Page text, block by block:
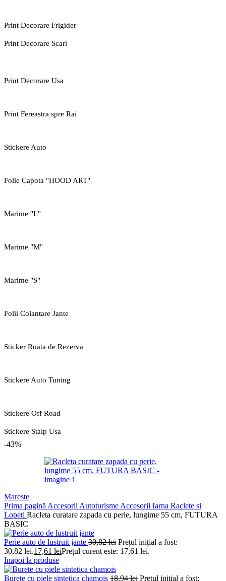
Print Decorare Frigider
Print Decorare Scari
Print Decorare Usa
Print Fereastra spre Rai
Stickere Auto
Folie Capota "HOOD ART"
Marime "L"
Marime "M"
Marime "S"
Folii Colantare Jante
Sticker Roata de Rezerva
Stickere Auto Tuning
Stickere Off Road
Stickere Stalp Usa
-43%
Mareste
Prima pagină Accesorii Autoturisme Accesorii Iarna Raclete si
Lopeti Racleta curatare zapada cu perie, lungime 55 cm, FUTURA
BASIC
Perie auto de lustruit jante 30,82lei Prețul inițial a fost:
30,82 lei.17,61 leiPrețul curent este: 17,61 lei.
Inapoi la produse
Burete cu piele sintetica chamois 18,94lei Prețul inițial a fost: